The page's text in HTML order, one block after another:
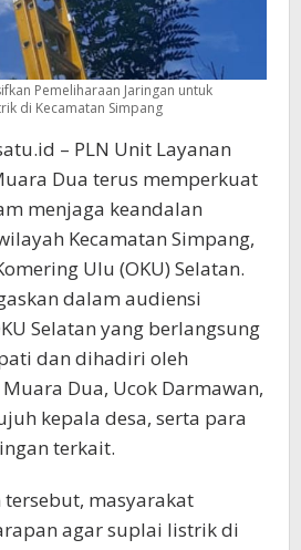
Pemeliharaan Jaringan untuk
di Kecamatan Simpang
– PLN Unit Layanan
Dua terus memperkuat
menjaga keandalan
Kecamatan Simpang,
Ulu (OKU) Selatan.
dalam audiensi
Selatan yang berlangsung
dan dihadiri oleh
Dua, Ucok Darmawan,
kepala desa, serta para
terkait.
masyarakat
agar suplai listrik di